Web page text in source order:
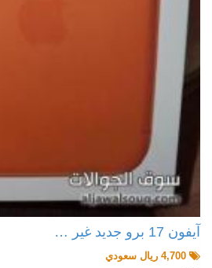
آيفون 17 برو جديد غير …